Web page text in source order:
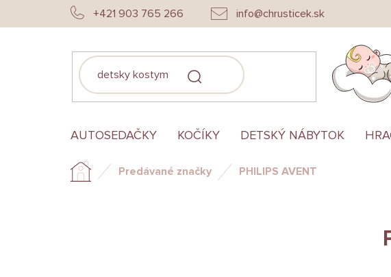
+421 903 765 266 info@chrusticek.sk
HĽADAŤ
AUTOSEDAČKY KOČÍKY DETSKÝ NÁBYTOK
DomovPredávané značky PHILIPS AVENT